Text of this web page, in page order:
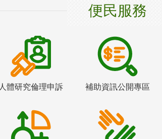
便民服務
人體研究倫理申訴 補助資訊公開專區